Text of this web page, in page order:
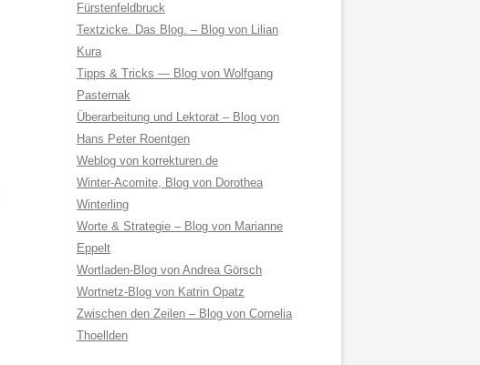
Fürstenfeldbruck
Textzicke. Das Blog. – Blog von Lilian
Kura
Tipps & Tricks — Blog von Wolfgang
Pasternak
Überarbeitung und Lektorat – Blog von
Hans Peter Roentgen
Weblog von korrekturen.de
Winter-Acomite, Blog von Dorothea
Winterling
Worte & Strategie – Blog von Marianne
Eppelt
Wortladen-Blog von Andrea Görsch
Wortnetz-Blog von Katrin Opatz
Zwischen den Zeilen – Blog von Cornelia
Thoellden